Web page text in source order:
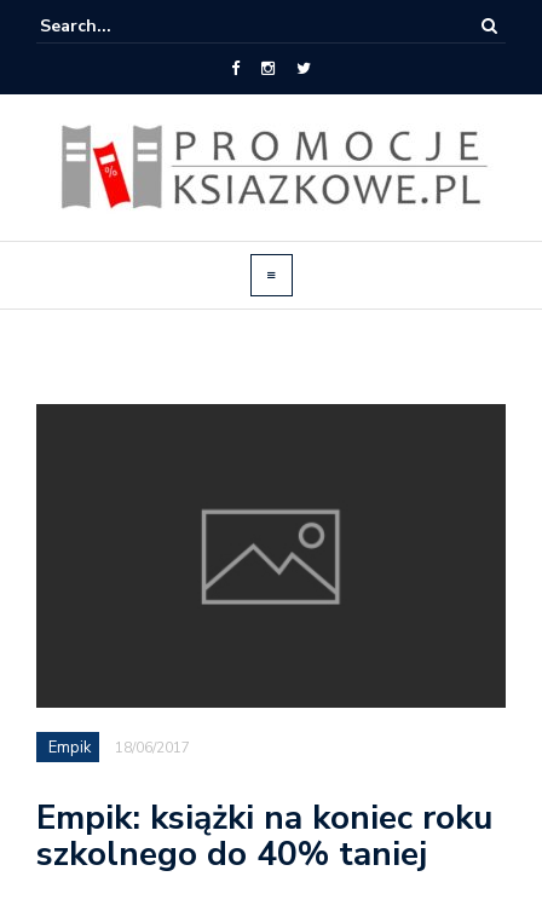
Empik 18/06/2017
Empik: książki na koniec roku
szkolnego do 40% taniej